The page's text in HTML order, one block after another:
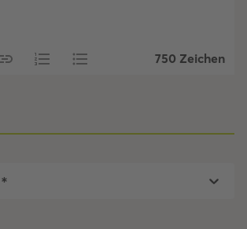
750 Zeichen